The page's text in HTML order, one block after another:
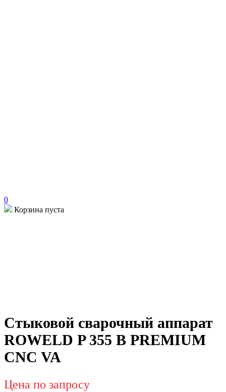
0
Корзина пуста
Стыковой сварочный аппарат
ROWELD P 355 B PREMIUM
CNC VA
Цена по запросу